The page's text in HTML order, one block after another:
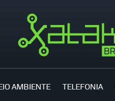
AMBIENTE TELEFONIA